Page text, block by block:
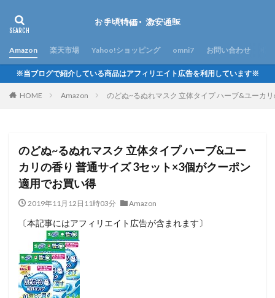
Amazon 楽天市場 Yahoo!ショッピング omni7 お問い合わせ
※当ブログで紹介している商品はアフィリエイト広告を利用しています※
HOME Amazon のどぬ~るぬれマスク 立体タイプ ハーブ&ユーカ
のどぬ~るぬれマスク 立体タイプ ハーブ&ユー
カリの香り 普通サイズ 3セット×3個がクーポン
適用でお買い得
2019年11月12日11時03分 Amazon
〔本記事にはアフィリエイト広告が含まれます〕